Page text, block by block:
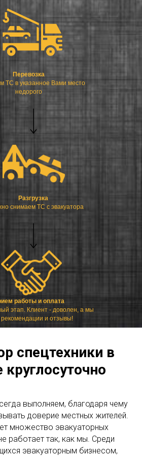
Перевозка
ТС в указанное Вами место
недорого
Разгрузка
снимаем ТС с эвакуатора
работы и оплата
этап. Клиент - доволен, а мы
и отзывы!
спецтехники в
выполняем, благодаря чему
доверие местных жителей.
множество эвакуаторных
работает так, как мы. Среди
эвакуаторным бизнесом,